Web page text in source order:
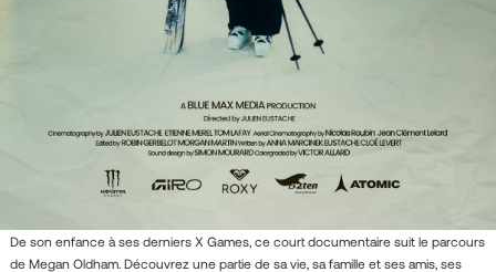
De son enfance à ses derniers X Games, ce court documentaire suit le parcours
de Megan Oldham. Découvrez une partie de sa vie, sa famille et ses amis, ses